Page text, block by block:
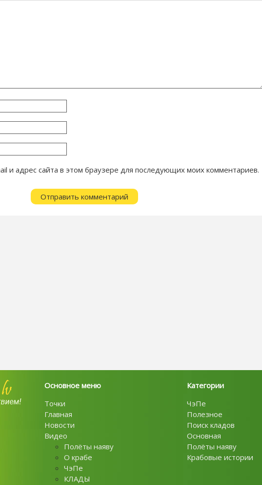
и адрес сайта в этом браузере для последующих моих комментариев.
Основное меню
Точки
Главная
Новости
Видео
Полёты наяву
О крабе
ЧэПе
КЛАДЫ
Категории
ЧэПе
Полезное
Поиск кладов
Основная
Полёты наяву
Крабовые истории